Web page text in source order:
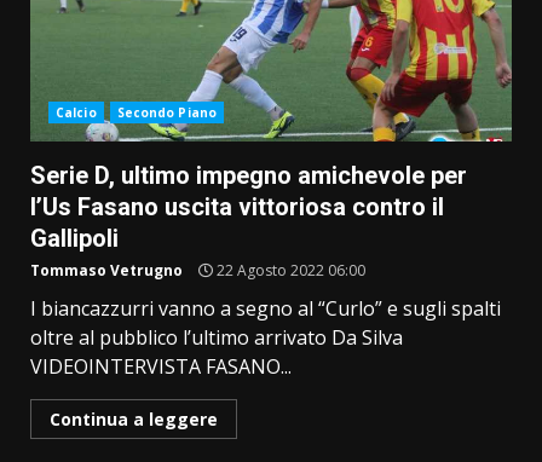
Calcio Secondo Piano
Serie D, ultimo impegno amichevole per
l’Us Fasano uscita vittoriosa contro il
Gallipoli
Tommaso Vetrugno 22 Agosto 2022 06:00
I biancazzurri vanno a segno al “Curlo” e sugli spalti
oltre al pubblico l’ultimo arrivato Da Silva
VIDEOINTERVISTA FASANO...
Continua a leggere